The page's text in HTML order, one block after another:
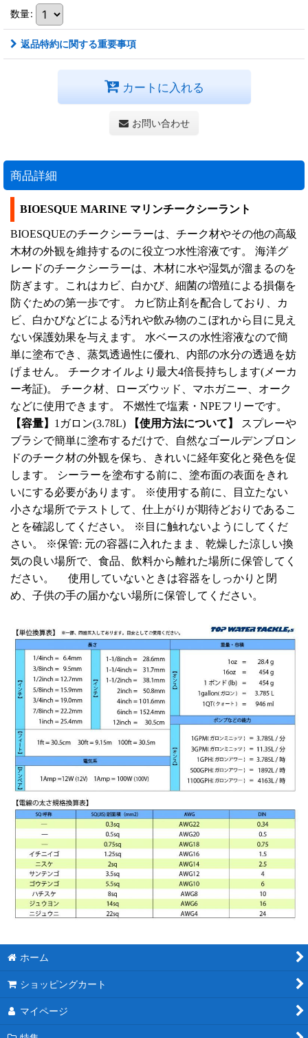
数量:
返品特約に関する重要事項
カートに入れる
お問い合わせ
商品詳細
BIOESQUE MARINE マリンチークシーラント
BIOESQUEのチークシーラーは、チーク材やその他の高級
木材の外観を維持するのに役立つ水性溶液です。 海洋グ
レードのチークシーラーは、木材に水や湿気が溜まるのを
防ぎます。これはカビ、白かび、細菌の増殖による損傷を
防ぐための第一歩です。 カビ防止剤を配合しており、カ
ビ、白かびなどによる汚れや飲み物のこぼれから目に見え
ない保護効果を与えます。 水ベースの水性溶液なので簡
単に塗布でき、蒸気透過性に優れ、内部の水分の透過を妨
げません。 チークオイルより最大4倍長持ちします(メーカ
ー考証)。 チーク材、ローズウッド、マホガニー、オーク
などに使用できます。 不燃性で塩素・NPEフリーです。
【容量】 1ガロン(3.78L) 【使用方法について】
スプレーや
ブラシで簡単に塗布するだけで、自然なゴールデンブロン
ドのチーク材の外観を保ち、きれいに経年変化と発色を促
します。 シーラーを塗布する前に、塗布面の表面をきれ
いにする必要があります。 ※使用する前に、目立たない
小さな場所でテストして、仕上がりが期待どおりであるこ
とを確認してください。 ※目に触れないようにしてくだ
さい。 ※保管: 元の容器に入れたまま、乾燥した涼しい換
気の良い場所で、食品、飲料から離れた場所に保管してく
ださい。 使用していないときは容器をしっかりと閉
め、子供の手の届かない場所に保管してください。
ホーム
ショッピングカート
マイページ